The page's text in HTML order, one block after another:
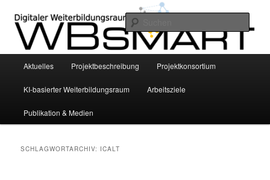
primären
Inhalt
springen
sekundären
Inhalt
springenWBsmart
INVITE Project – Bildungswissenschaftliche Grundlegung eines smarten KI-
basierten digitalen Weiterbildungsraums für die Altenhilfe mittels
personalisierter Empfehlungssysteme
Aktuelles Projektbeschreibung Projektkonsortium
KI-basierter Weiterbildungsraum Arbeitsziele
Publikation & Medien
SCHLAGWORTARCHIV: ICALT